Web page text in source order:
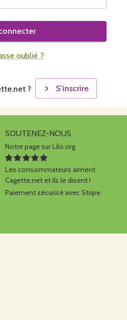
oublié ?
? S'inscrire
SOUTENEZ-NOUS
Notre page sur Lilo.org
Les consommateurs aiment
Cagette.net et ils le disent !
Paiement sécurisé avec Stripe